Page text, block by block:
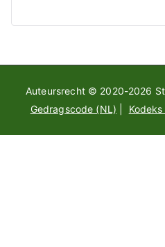
Auteursrecht © 2020-2026
Gedragscode (NL)